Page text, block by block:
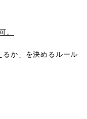
。
か」を決めるルール